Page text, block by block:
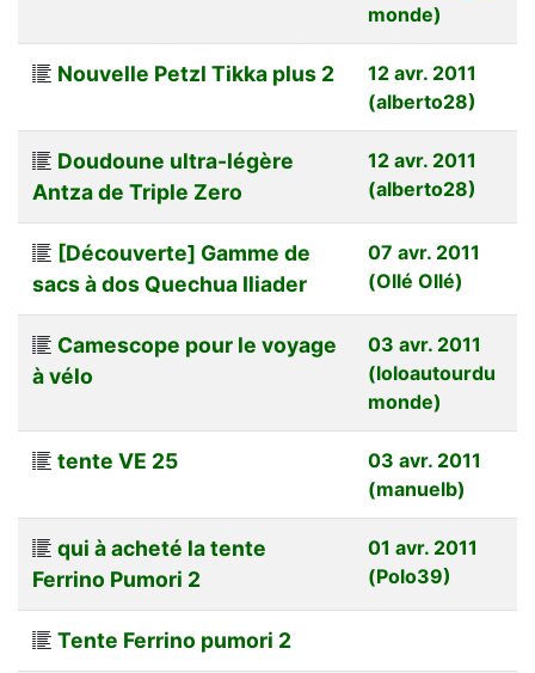
monde)
Nouvelle Petzl Tikka plus 2
12 avr. 2011
(alberto28)
Doudoune ultra-légère
Antza de Triple Zero
12 avr. 2011
(alberto28)
[Découverte] Gamme de
sacs à dos Quechua Iliader
07 avr. 2011
(Ollé Ollé)
Camescope pour le voyage
à vélo
03 avr. 2011
(loloautourdu
monde)
tente VE 25
03 avr. 2011
(manuelb)
qui à acheté la tente
Ferrino Pumori 2
01 avr. 2011
(Polo39)
Tente Ferrino pumori 2